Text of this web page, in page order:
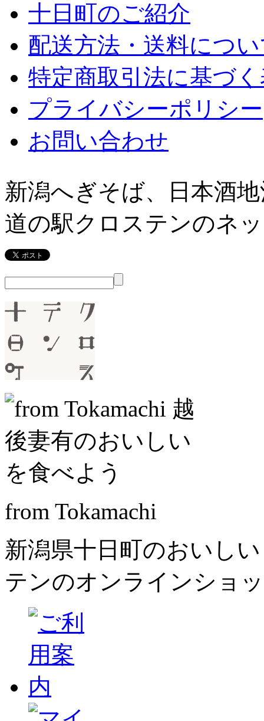
十日町のご紹介
配送方法・送料につ
特定商取引法に基づ
プライバシーポリシー
お問い合わせ
新潟へぎそば、日本酒
道の駅クロステンのネ
from Tokamachi
新潟県十日町のおいし
テンのオンラインショ